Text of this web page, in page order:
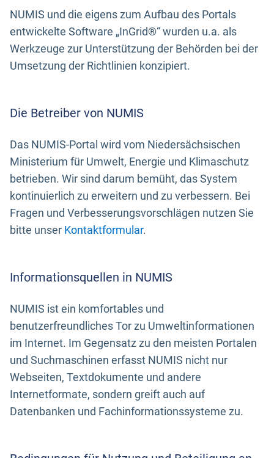
NUMIS und die eigens zum Aufbau des Portals
entwickelte Software „InGrid®“ wurden u.a. als
Werkzeuge zur Unterstützung der Behörden bei der
Umsetzung der Richtlinien konzipiert.
Die Betreiber von NUMIS
Das NUMIS-Portal wird vom Niedersächsischen
Ministerium für Umwelt, Energie und Klimaschutz
betrieben. Wir sind darum bemüht, das System
kontinuierlich zu erweitern und zu verbessern. Bei
Fragen und Verbesserungsvorschlägen nutzen Sie
bitte unser Kontaktformular.
Informationsquellen in NUMIS
NUMIS ist ein komfortables und
benutzerfreundliches Tor zu Umweltinformationen
im Internet. Im Gegensatz zu den meisten Portalen
und Suchmaschinen erfasst NUMIS nicht nur
Webseiten, Textdokumente und andere
Internetformate, sondern greift auch auf
Datenbanken und Fachinformationssysteme zu.